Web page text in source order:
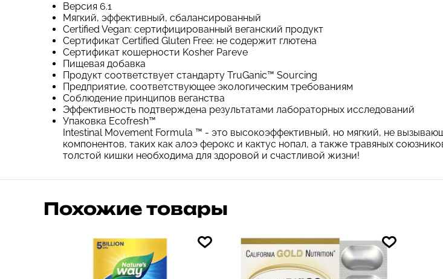
Версия 6.1
Мягкий, эффективный, сбалансированный
Certified Vegan: сертифицированный веганский продукт
Сертификат Certified Gluten Free: не содержит глютена
Сертификат кошерности Kosher Pareve
Пищевая добавка
Продукт соответствует стандарту TruGanic™️ Sourcing
Предприятие, соответствующее экологическим требованиям
Соблюдение принципов веганства
Эффективность подтверждена результатами лабораторных исследований
Упаковка Ecofresh™
Intestinal Movement Formula ™ - это высокоэффективный, но мягкий, не
компонентов, таких как алоэ ферокс и кактус нопал, а также травяных
толстой кишки необходима для здоровой и счастливой жизни!
Похожие товары